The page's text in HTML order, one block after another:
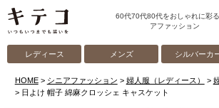
60代70代80代をおしゃれに彩
アファッション
レディース メンズ シルバーカ
HOME シニアファッション 婦人服（レディース）
日よけ 帽子 綿麻クロッシェ キャスケット